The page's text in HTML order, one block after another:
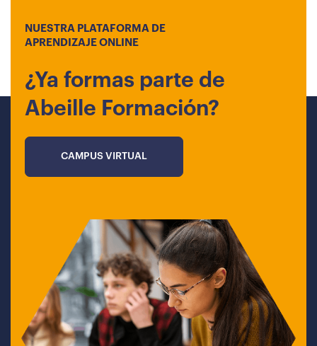
NUESTRA PLATAFORMA DE
APRENDIZAJE ONLINE
¿Ya formas parte de
Abeille Formación?
CAMPUS VIRTUAL